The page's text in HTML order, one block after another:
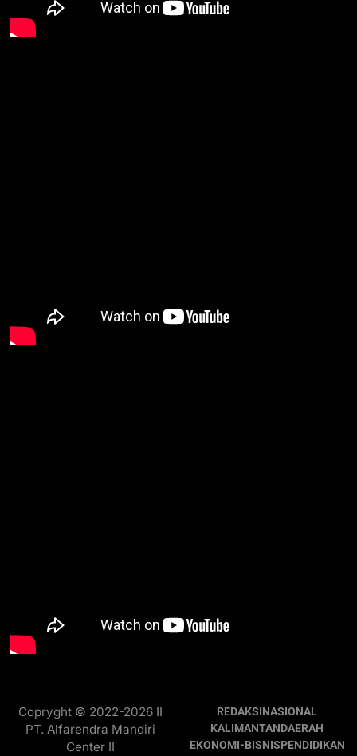
Copryght © 2022-2026 II
PT. Alfarendra Mandiri
Center II
REDAKSINASIONAL
KALIMANTANDAERAH
EKONOMI-BISNISPENDIDIKAN